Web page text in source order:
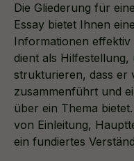
Die Gliederung für
Essay bietet Ihnen
Informationen effektiv
dient als
strukturieren, dass er
zusammenführt und
über ein Thema
von Einleitung,
ein fundiertes